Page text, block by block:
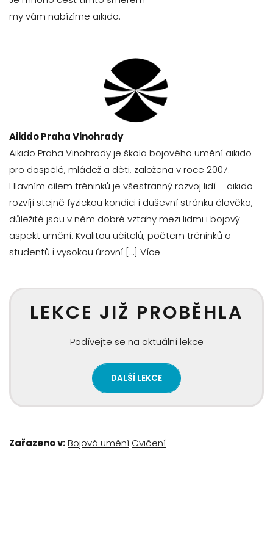
my vám nabízíme aikido.
Aikido Praha Vinohrady
Aikido Praha Vinohrady je škola bojového umění aikido
pro dospělé, mládež a děti, založena v roce 2007.
Hlavním cílem tréninků je všestranný rozvoj lidí – aikido
rozvíjí stejně fyzickou kondici i duševní stránku člověka,
důležité jsou v něm dobré vztahy mezi lidmi i bojový
aspekt umění. Kvalitou učitelů, počtem tréninků a
studentů i vysokou úrovní […] Více
LEKCE JIŽ PROBĚHLA
Podívejte se na aktuální lekce
DALŠÍ LEKCE
Zařazeno v:Bojová umění Cvičení